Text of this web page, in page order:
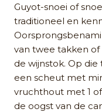
Guyot-snoei of
traditioneel en
van twee takken of
de wijnstok. Op
een scheut met
vruchthout met 1
de oogst van de